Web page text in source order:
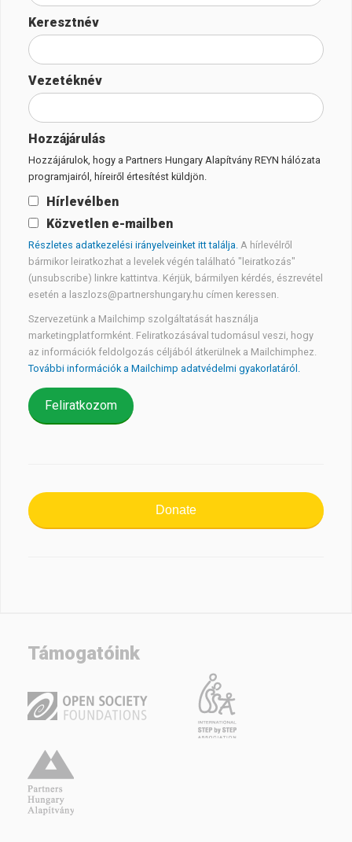
Keresztnév
Vezetéknév
Hozzájárulás
Hozzájárulok, hogy a Partners Hungary Alapítvány REYN hálózata
programjairól, híreiről értesítést küldjön.
Hírlevélben
Közvetlen e-mailben
Részletes adatkezelési irányelveinket itt találja. A hírlevélről
bármikor leiratkozhat a levelek végén található "leiratkozás"
(unsubscribe) linkre kattintva. Kérjük, bármilyen kérdés, észrevétel
esetén a laszlozs@partnershungary.hu címen keressen.
Szervezetünk a Mailchimp szolgáltatását használja
marketingplatformként. Feliratkozásával tudomásul veszi, hogy
az információk feldolgozás céljából átkerülnek a Mailchimphez.
További információk a Mailchimp adatvédelmi gyakorlatáról.
Donate
Támogatóink